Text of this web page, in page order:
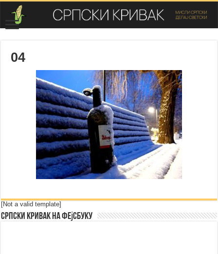
04
[Not a valid template]
Српски Кривак на Фејсбуку